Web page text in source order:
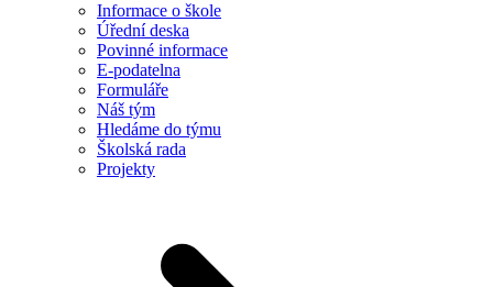
Informace o škole
Úřední deska
Povinné informace
E-podatelna
Formuláře
Náš tým
Hledáme do týmu
Školská rada
Projekty